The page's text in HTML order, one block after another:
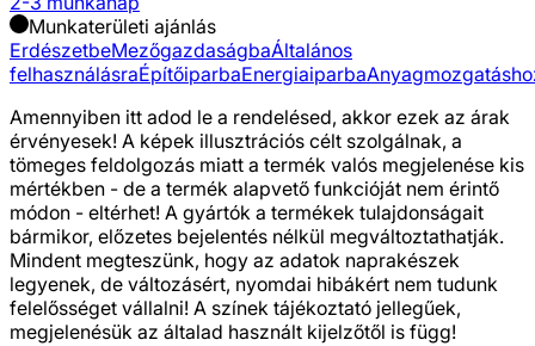
Munkaterületi ajánlás
ErdészetbeMezőgazdaságbaÁltalános
felhasználásraÉpítőiparbaEnergiaiparba
Amennyiben itt adod le a rendelésed, akkor ezek az árak
érvényesek! A képek illusztrációs célt szolgálnak, a
tömeges feldolgozás miatt a termék valós megjelenése kis
mértékben - de a termék alapvető funkcióját nem érintő
módon - eltérhet! A gyártók a termékek tulajdonságait
bármikor, előzetes bejelentés nélkül megváltoztathatják.
Mindent megteszünk, hogy az adatok naprakészek
legyenek, de változásért, nyomdai hibákért nem tudunk
felelősséget vállalni! A színek tájékoztató jellegűek,
megjelenésük az általad használt kijelzőtől is függ!